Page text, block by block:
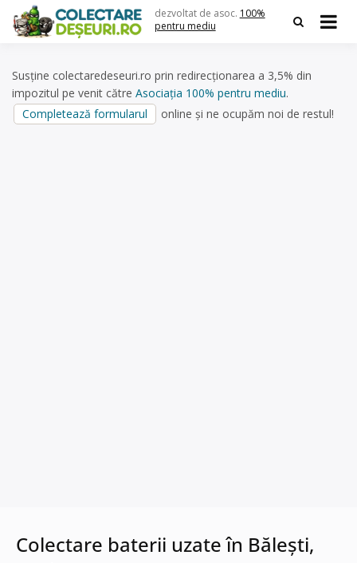
content
dezvoltat de asoc. 100%
pentru mediu
Susține colectaredeseuri.ro prin redirecționarea a 3,5% din
impozitul pe venit către Asociația 100% pentru mediu.
Completează formularul
online și ne ocupăm noi de restul!
Colectare baterii uzate în Bălești,